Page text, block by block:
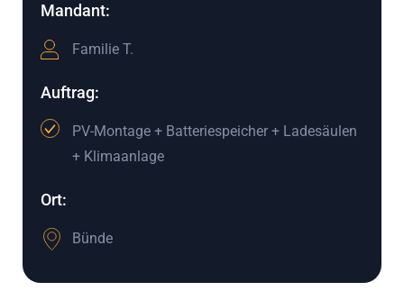
Mandant:
Familie T.
Auftrag:
PV-Montage + Batteriespeicher + Ladesäulen
+ Klimaanlage
Ort:
Bünde